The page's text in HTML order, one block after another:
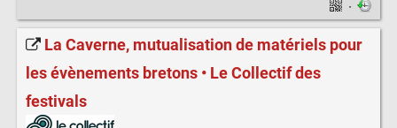
·
La Caverne, mutualisation de matériels pour
les évènements bretons • Le Collectif des
festivals